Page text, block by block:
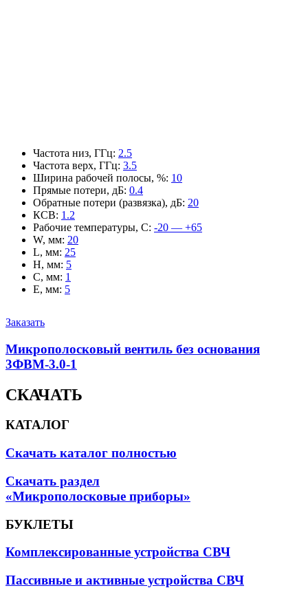
Частота низ, ГГц: 2.5
Частота верх, ГГц: 3.5
Ширина рабочей полосы, %: 10
Прямые потери, дБ: 0.4
Обратные потери (развязка), дБ: 20
КСВ: 1.2
Рабочие температуры, С: -20 — +65
W, мм: 20
L, мм: 25
H, мм: 5
C, мм: 1
E, мм: 5
Заказать
Микрополосковый вентиль без основания
3ФВМ-3.0-1
СКАЧАТЬ
КАТАЛОГ
Скачать каталог полностью
Скачать раздел
«Микрополосковые приборы»
БУКЛЕТЫ
Комплексированные устройства СВЧ
Пассивные и активные устройства СВЧ